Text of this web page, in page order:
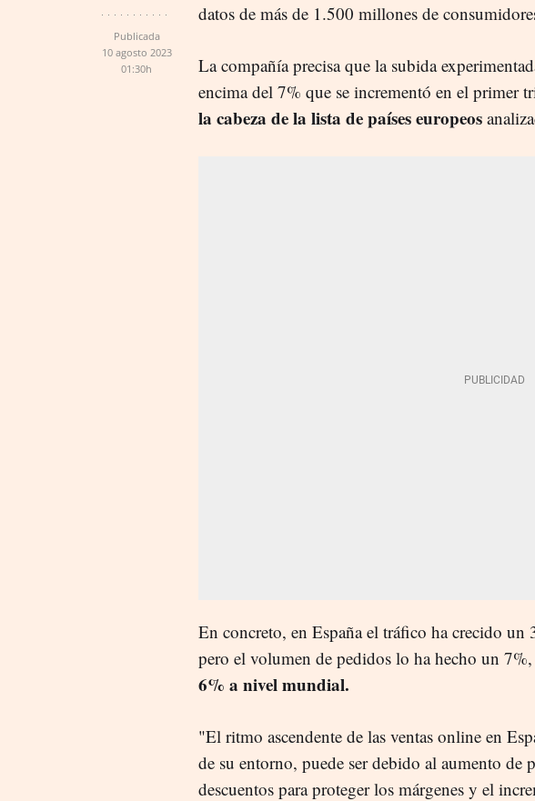
Publicada
10 agosto 2023
01:30h
datos de más de 1.500 millones de
La compañía precisa que la subida
encima del 7% que se incrementó en el primer
la cabeza de la lista de países europeos
En concreto, en España el tráfico ha crecido
pero el volumen de pedidos lo ha hecho un
6% a nivel mundial.
"El ritmo ascendente de las ventas online en
de su entorno, puede ser debido al aumento de
descuentos para proteger los márgenes y el